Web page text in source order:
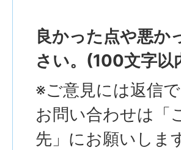
良かった点や悪か
さい。(100文字以
※ご意見には返信
お問い合わせは「
先」にお願いしま